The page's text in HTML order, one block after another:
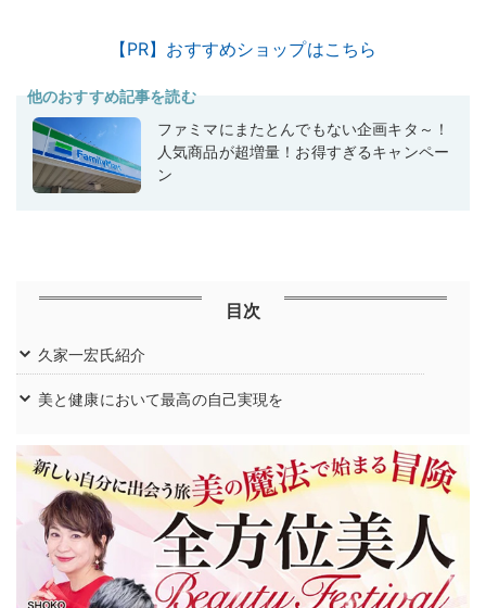
【PR】おすすめショップはこちら
他のおすすめ記事を読む
ファミマにまたとんでもない企画キタ～！
人気商品が超増量！お得すぎるキャンペー
ン
目次
久家一宏氏紹介
美と健康において最高の自己実現を